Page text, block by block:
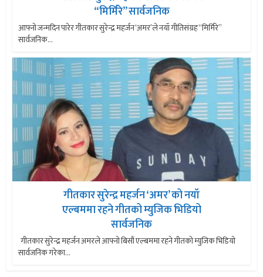
“मिर्मिरे” सार्वजनिक
आफ्नो जन्मदिन पारेर गीतकार सुरेन्द्र महर्जन ‘अमर’ले नयॉ गीतिसंग्रह “मिर्मिरे”
सार्वजनिक...
गीतकार सुरेन्द्र महर्जन ‘अमर’ को नयॉ
एल्बममा रहने गीतको म्युजिक भिडियो
सार्वजनिक
गीतकार सुरेन्द्र महर्जन अमरले आफ्नो बिसौं एल्बममा रहने गीतको म्युजिक भिडियो
सार्वजनिक गरेका...